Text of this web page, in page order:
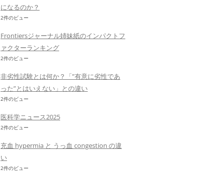
になるのか？
2件のビュー
Frontiersジャーナル姉妹紙のインパクトフ
ァクターランキング
2件のビュー
非劣性試験とは何か？「”有意に劣性であ
った”とはいえない」との違い
2件のビュー
医科学ニュース2025
2件のビュー
充血 hypermia と うっ血 congestion の違
い
2件のビュー